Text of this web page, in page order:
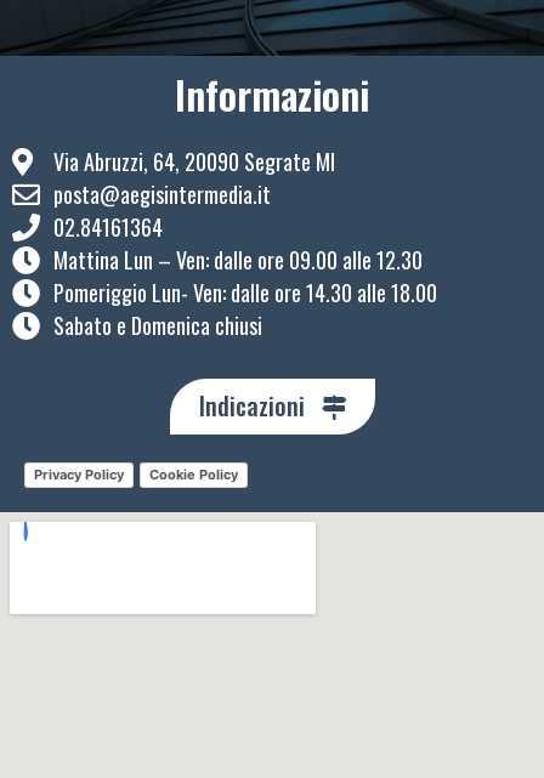
Informazioni
Via Abruzzi, 64, 20090 Segrate MI
posta@aegisintermedia.it
02.84161364
Mattina Lun – Ven: ​dalle ore 09.00 alle 12.30
Pomeriggio Lun- Ven: dalle ore 14.30 alle 18.00
Sabato e Domenica chiusi
Indicazioni
Privacy Policy Cookie Policy